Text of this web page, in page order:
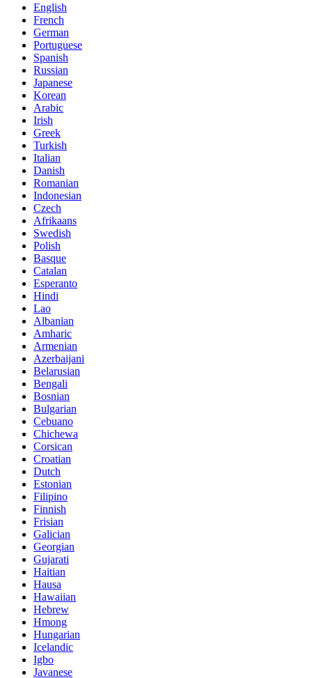
English
French
German
Portuguese
Spanish
Russian
Japanese
Korean
Arabic
Irish
Greek
Turkish
Italian
Danish
Romanian
Indonesian
Czech
Afrikaans
Swedish
Polish
Basque
Catalan
Esperanto
Hindi
Lao
Albanian
Amharic
Armenian
Azerbaijani
Belarusian
Bengali
Bosnian
Bulgarian
Cebuano
Chichewa
Corsican
Croatian
Dutch
Estonian
Filipino
Finnish
Frisian
Galician
Georgian
Gujarati
Haitian
Hausa
Hawaiian
Hebrew
Hmong
Hungarian
Icelandic
Igbo
Javanese